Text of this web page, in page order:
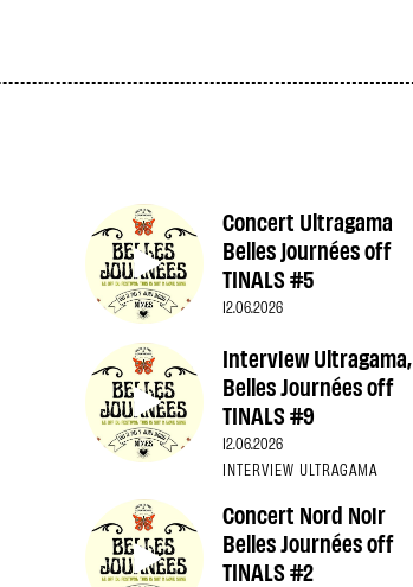
Concert Ultragama
Belles journées off
TINALS #5
12.06.2026
Interview Ultragama,
Belles Journées off
TINALS #9
12.06.2026
INTERVIEW ULTRAGAMA
Concert Nord Noir
Belles Journées off
TINALS #2